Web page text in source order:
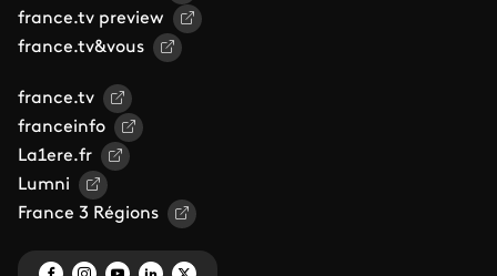
france.tv preview
france.tv&vous
france.tv
franceinfo
La1ere.fr
Lumni
France 3 Régions